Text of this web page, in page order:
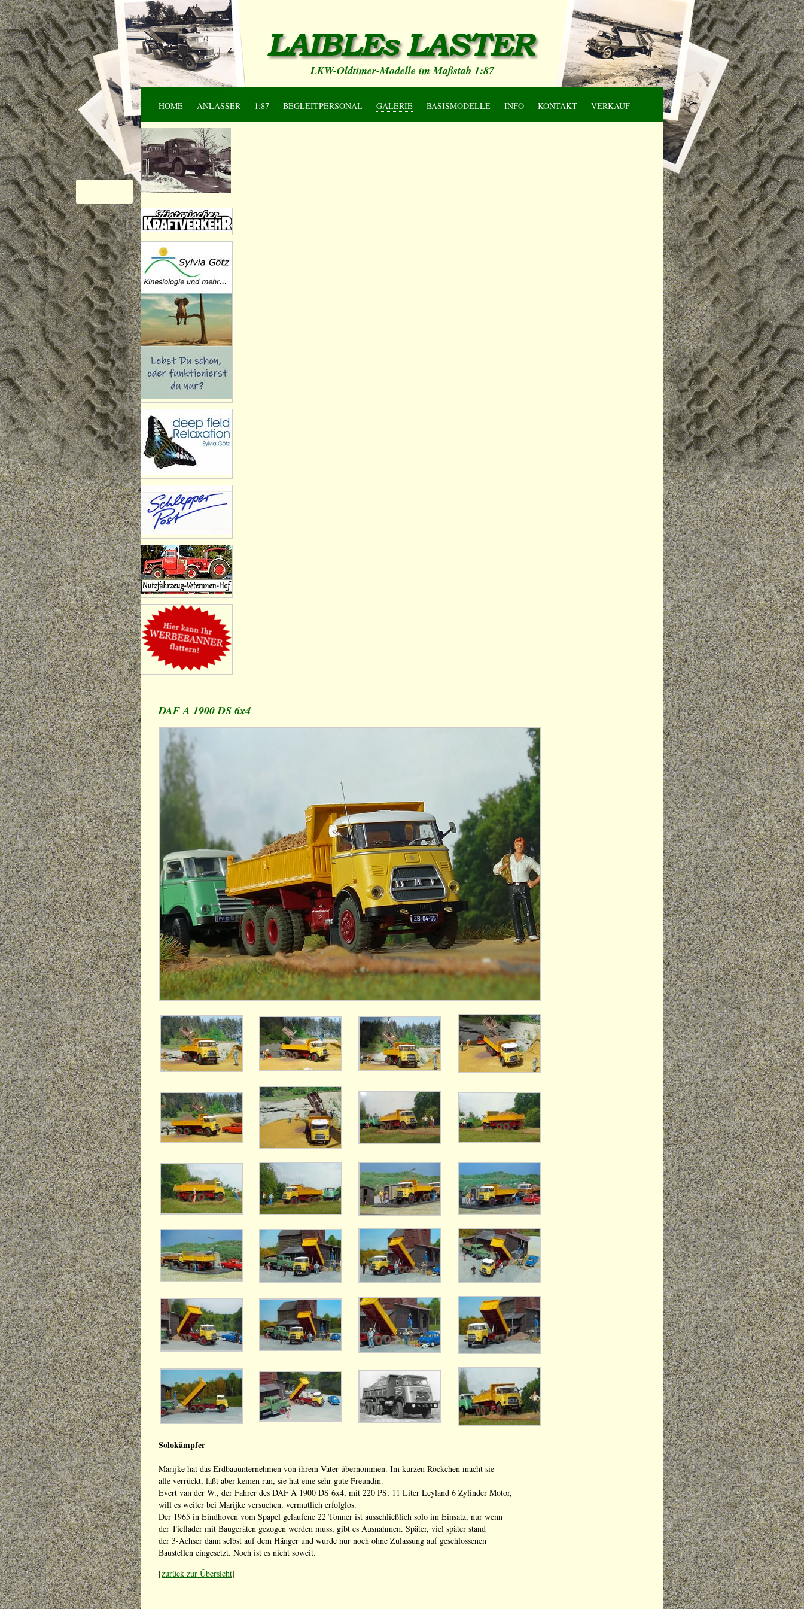
HOME
ANLASSER 1:87 BEGLEITPERSONAL GALERIE BASISMODELLE INFO KONTAKT VERKAUF
LKW-Oldtimer-Modelle im Maßstab 1:87
DAF A 1900 DS 6x4
Solokämpfer
Marijke hat das Erdbauunternehmen von ihrem Vater übernommen. Im kurzen Röckchen macht sie
alle verrückt, läßt aber keinen ran, sie hat eine sehr gute Freundin.
Evert van der W., der Fahrer des DAF A 1900 DS 6x4, mit 220 PS, 11 Liter Leyland 6 Zylinder Motor,
will es weiter bei Marijke versuchen, vermutlich erfolglos.
Der 1965 in Eindhoven vom Spapel gelaufene 22 Tonner ist ausschließlich solo im Einsatz, nur wenn
der Tieflader mit Baugeräten gezogen werden muss, gibt es Ausnahmen. Später, viel später stand
der 3-Achser dann selbst auf dem Hänger und wurde nur noch ohne Zulassung auf geschlossenen
Baustellen eingesetzt. Noch ist es nicht soweit.
[zurück zur Übersicht]